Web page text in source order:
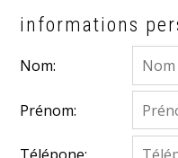
informations
Nom:
Prénom: